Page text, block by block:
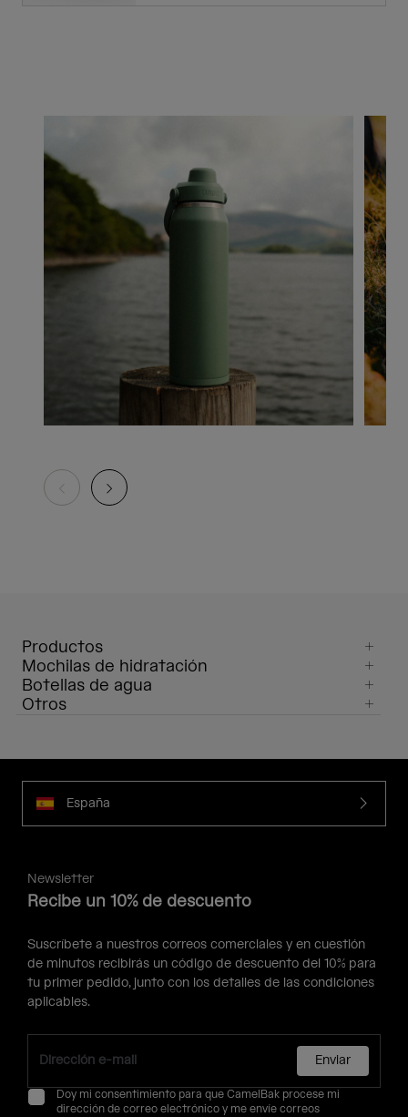
Productos
Mochilas de hidratación
Botellas de agua
Otros
España
Newsletter
Recibe un 10% de descuento
Suscríbete a nuestros correos comerciales y en cuestión
de minutos recibirás un código de descuento del 10% para
tu primer pedido, junto con los detalles de las condiciones
aplicables.
Enviar
Doy mi consentimiento para que CamelBak procese mi
dirección de correo electrónico y me envíe correos